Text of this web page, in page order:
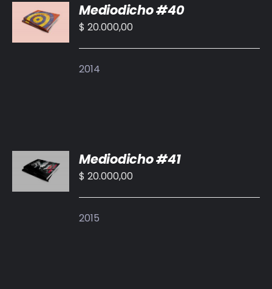
AL
CARRITO
/
Mediodicho #40
$ 20.000,00
2014
AL
CARRITO
/
Mediodicho #41
$ 20.000,00
2015